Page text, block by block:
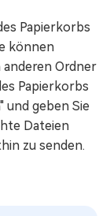
Papierkorbs
können
Ordner
Papierkorbs
und geben Sie
Dateien
zu senden.